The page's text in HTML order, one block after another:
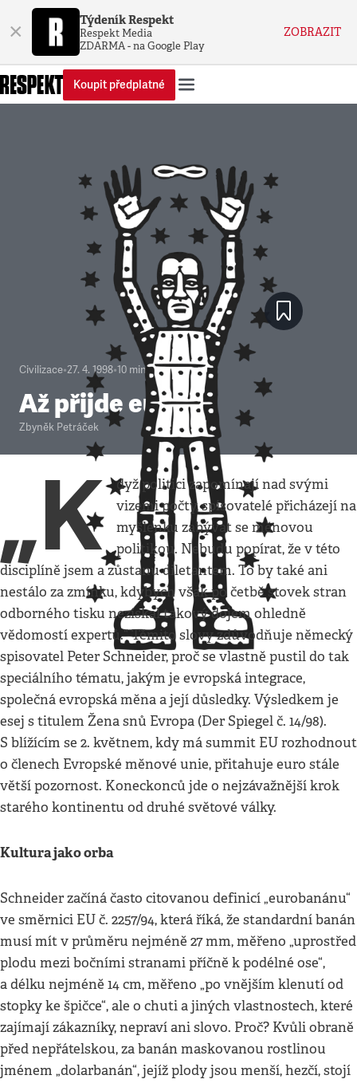
× Týdeník Respekt
Respekt Media
ZDARMA - na Google Play
ZOBRAZIT
Koupit předplatné
Civilizace•27. 4. 1998•10 minut
Až přijde euro
Zbyněk Petráček
„K
dyž politici zapomínají nad svými
vizemi počty, spisovatelé přicházejí na
myšlenku zabývat se měnovou
politikou. Nebudu popírat, že v této
disciplíně jsem a zůstanu diletantem. To by také ani
nestálo za zmínku, kdybych však po četbě stovek stran
odborného tisku nezískal takový dojem ohledně
vědomostí expertů.“ Těmito slovy zdůvodňuje německý
spisovatel Peter Schneider, proč se vlastně pustil do tak
speciálního tématu, jakým je evropská integrace,
společná evropská měna a její důsledky. Výsledkem je
esej s titulem Žena snů Evropa (Der Spiegel č. 14/98).
S blížícím se 2. květnem, kdy má summit EU rozhodnout
o členech Evropské měnové unie, přitahuje euro stále
větší pozornost. Koneckonců jde o nejzávažnější krok
starého kontinentu od druhé světové války.
Kultura jako orba
Schneider začíná často citovanou definicí „eurobanánu“
ve směrnici EU č. 2257/94, která říká, že standardní banán
musí mít v průměru nejméně 27 mm, měřeno „uprostřed
plodu mezi bočními stranami příčně k podélné ose“,
a délku nejméně 14 cm, měřeno „po vnějším klenutí od
stopky ke špičce“, ale o chuti a jiných vlastnostech, které
zajímají zákazníky, nepraví ani slovo. Proč? Kvůli obraně
před nepřátelskou, za banán maskovanou rostlinou
jménem „dolarbanán“, jejíž plody jsou menší, hezčí, stojí